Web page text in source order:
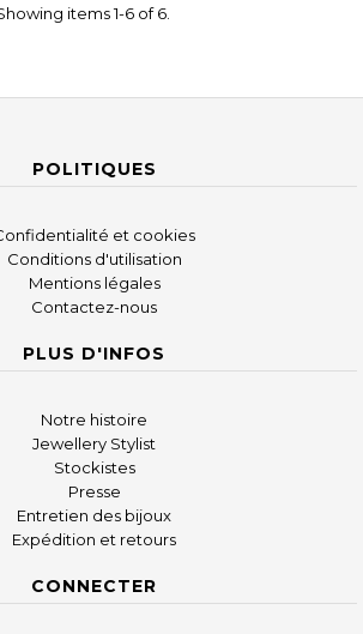
items 1-6 of 6.
POLITIQUES
et cookies
Conditions d'utilisation
Mentions légales
Contactez-nous
PLUS D'INFOS
Notre histoire
Jewellery Stylist
Stockistes
Presse
Entretien des bijoux
Expédition et retours
CONNECTER